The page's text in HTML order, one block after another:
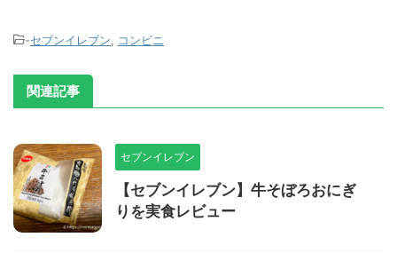
-セブンイレブン コンビニ
関連記事
セブンイレブン
【セブンイレブン】牛そぼろおにぎ
りを実食レビュー